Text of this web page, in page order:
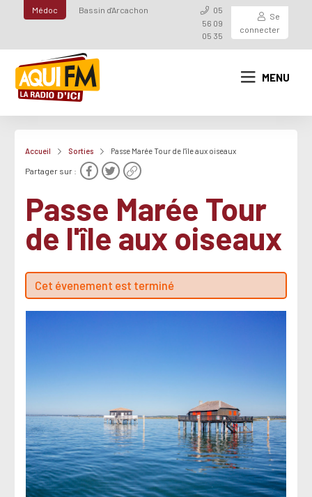
Médoc Bassin d'Arcachon
05
56 09
05 35
Se
connecter
MENU
Accueil Sorties Passe Marée Tour de l'île aux oiseaux
Partager sur :
Passe Marée Tour
de l'île aux oiseaux
Cet évenement est terminé